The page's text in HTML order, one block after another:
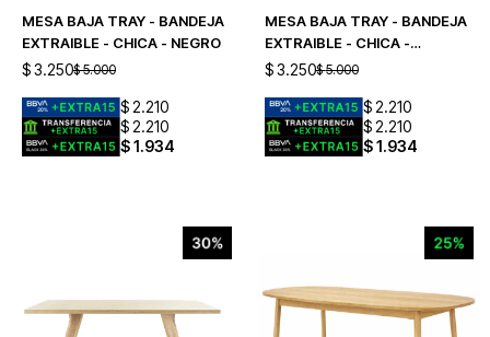
MESA BAJA TRAY - BANDEJA
EXTRAIBLE - CHICA - NEGRO
$3.250$ 5.000
$ 2.210
$ 2.210
$1.934
MESA BAJA TRAY - BANDEJA
EXTRAIBLE - CHICA -
CAPUCHINO
$ 3.250$ 5.000
$ 2.210
$ 2.210
$ 1.934